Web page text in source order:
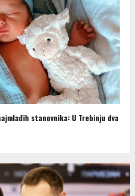
stanovnika: U Trebinju dva